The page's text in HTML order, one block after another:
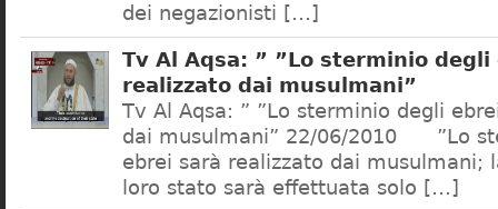
dei negazionisti […]
Tv Al Aqsa: ” ”Lo sterminio degli
realizzato dai musulmani”
Tv Al Aqsa: ” ”Lo sterminio degli
dai musulmani” 22/06/2010 ”Lo
ebrei sarà realizzato dai musulmani;
loro stato sarà effettuata solo […]